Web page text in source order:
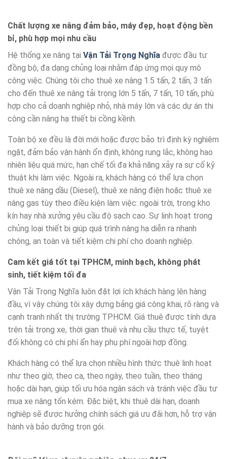
Chất lượng xe nâng đảm bảo, máy đẹp, hoạt động bền
bỉ, phù hợp mọi nhu cầu
Hệ thống xe nâng tại Vận Tải Trọng Nghĩa được đầu tư
đồng bộ, đa dạng chủng loại nhằm đáp ứng mọi quy mô
công việc. Chúng tôi cho thuê xe nâng 1.5 tấn, 2 tấn, 3 tấn
cho đến thuê xe nâng tải trọng lớn 5 tấn, 7 tấn, 10 tấn, phù
hợp cho cả doanh nghiệp nhỏ, nhà máy lớn và các dự án thi
công cần nâng hạ thiết bị cồng kềnh.
Toàn bộ xe đều là đời mới hoặc được bảo trì định kỳ nghiêm
ngặt, đảm bảo vận hành ổn định, không rung lắc, không hao
nhiên liệu quá mức, hạn chế tối đa khả năng xảy ra sự cố kỹ
thuật khi làm việc. Ngoài ra, khách hàng có thể lựa chọn
thuê xe nâng dầu (Diesel), thuê xe nâng điện hoặc thuê xe
nâng gas tùy theo điều kiện làm việc: ngoài trời, trong kho
kín hay nhà xưởng yêu cầu độ sạch cao. Sự linh hoạt trong
chủng loại thiết bị giúp quá trình nâng hạ diễn ra nhanh
chóng, an toàn và tiết kiệm chi phí cho doanh nghiệp.
Cam kết giá tốt tại TPHCM, minh bạch, không phát
sinh, tiết kiệm tối đa
Vận Tải Trọng Nghĩa luôn đặt lợi ích khách hàng lên hàng
đầu, vì vậy chúng tôi xây dựng bảng giá công khai, rõ ràng và
cạnh tranh nhất thị trường TPHCM. Giá thuê được tính dựa
trên tải trọng xe, thời gian thuê và nhu cầu thực tế, tuyệt
đối không có chi phí ẩn hay phụ phí ngoài hợp đồng.
Khách hàng có thể lựa chọn nhiều hình thức thuê linh hoạt
như theo giờ, theo ca, theo ngày, theo tuần, theo tháng
hoặc dài hạn, giúp tối ưu hóa ngân sách và tránh việc đầu tư
mua xe nâng tốn kém. Đặc biệt, khi thuê dài hạn, doanh
nghiệp sẽ được hưởng chính sách giá ưu đãi hơn, hỗ trợ vận
hành và bảo dưỡng trọn gói.